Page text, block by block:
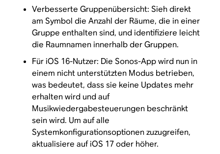
Verbesserte Gruppenübersicht: Sieh direkt
am Symbol die Anzahl der Räume, die in einer
Gruppe enthalten sind, und identifiziere leicht
die Raumnamen innerhalb der Gruppen.
Für iOS 16-Nutzer: Die Sonos-App wird nun in
einem nicht unterstützten Modus betrieben,
was bedeutet, dass sie keine Updates mehr
erhalten wird und auf
Musikwiedergabesteuerungen beschränkt
sein wird. Um auf alle
Systemkonfigurationsoptionen zuzugreifen,
aktualisiere auf iOS 17 oder höher.